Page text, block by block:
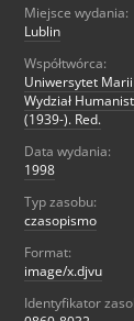
Miejsce wydania:
Lublin
Współtwórca:
Uniwersytet Marii
Wydział
(1939-). Red.
Data wydania:
1998
Typ zasobu:
czasopismo
Format:
image/x.djvu
Identyfikator